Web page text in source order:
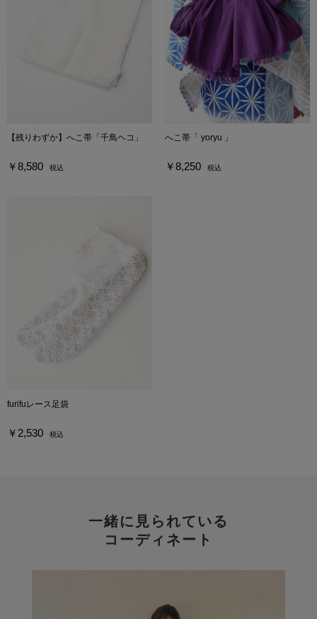
【残りわずか】へこ帯「千鳥ヘコ」
￥8,580 税込
へこ帯「 yoryu 」
￥8,250 税込
furifuレース足袋
￥2,530 税込
一緒に見られている
コーディネート